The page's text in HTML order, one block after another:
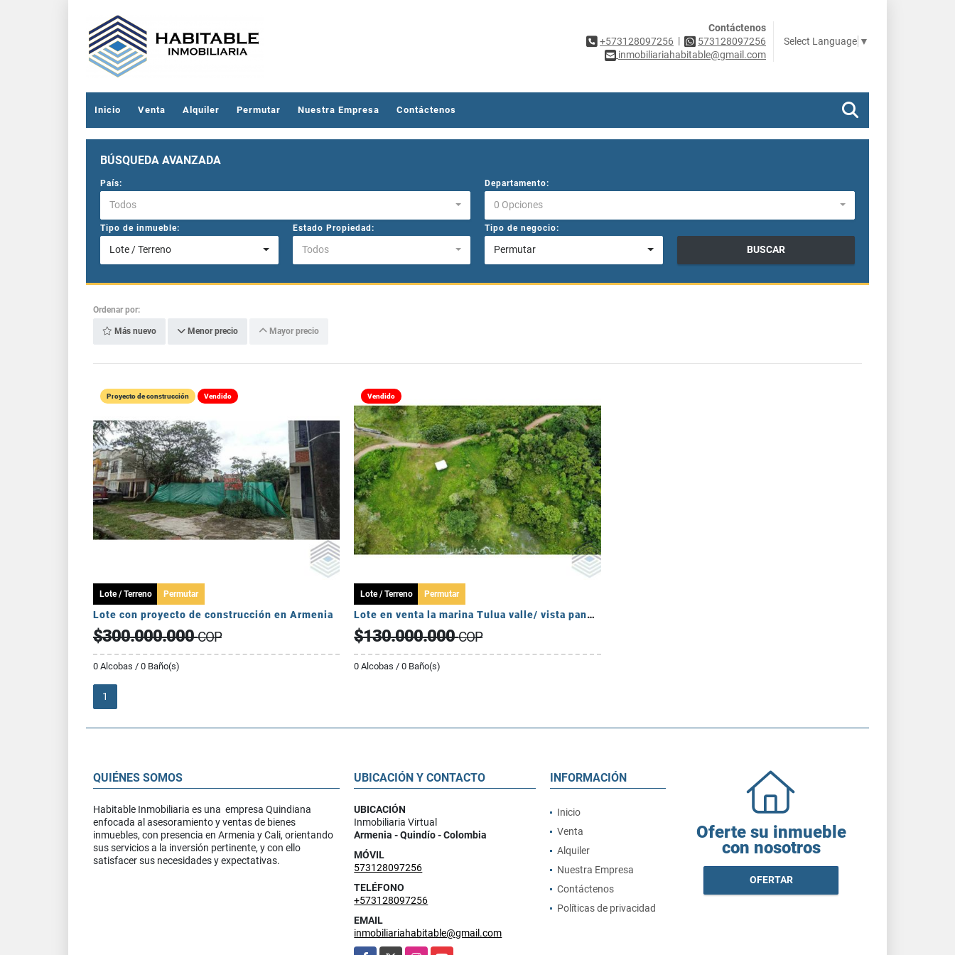
Contáctenos
+573128097256 |
573128097256
inmobiliariahabitable@gmail.com
Select Language ▼
Inicio Venta Alquiler Permutar Nuestra Empresa Contáctenos
BÚSQUEDA AVANZADA
País:
Todos
Departamento:
0 Opciones
Tipo de inmueble:
Lote / Terreno
Estado Propiedad:
Todos
Tipo de negocio:
Permutar BUSCAR
Ordenar por:
Más nuevo Menor precio Mayor precio
Proyecto de construcción Vendido
Lote / Terreno Permutar
Lote con proyecto de construcción en Armenia
$300.000.000COP
0 Alcobas / 0 Baño(s)
Vendido
Lote / Terreno Permutar
Lote en venta la marina Tulua valle/ vista panorámica
$130.000.000COP
0 Alcobas / 0 Baño(s)
1
QUIÉNES SOMOS
Habitable Inmobiliaria es una empresa Quindiana
enfocada al asesoramiento y ventas de bienes
inmuebles, con presencia en Armenia y Cali, orientando
sus servicios a la inversión pertinente, y con ello
satisfacer sus necesidades y expectativas.
UBICACIÓN Y CONTACTO
UBICACIÓN
Inmobiliaria Virtual
Armenia - Quindío - Colombia
MÓVIL
573128097256
TELÉFONO
+573128097256
EMAIL
inmobiliariahabitable@gmail.com
INFORMACIÓN
Inicio
Venta
Alquiler
Nuestra Empresa
Contáctenos
Políticas de privacidad
Oferte su inmueble
con nosotros
OFERTAR